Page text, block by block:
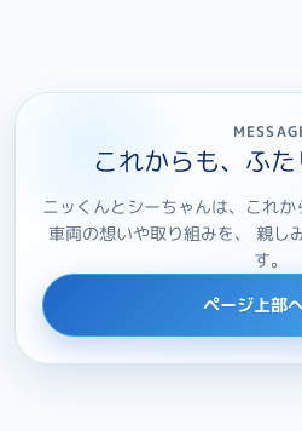
これからも、ふた
ニッくんとシーちゃんは、これ
車両の想いや取り組みを、 親し
す。
ページ上部